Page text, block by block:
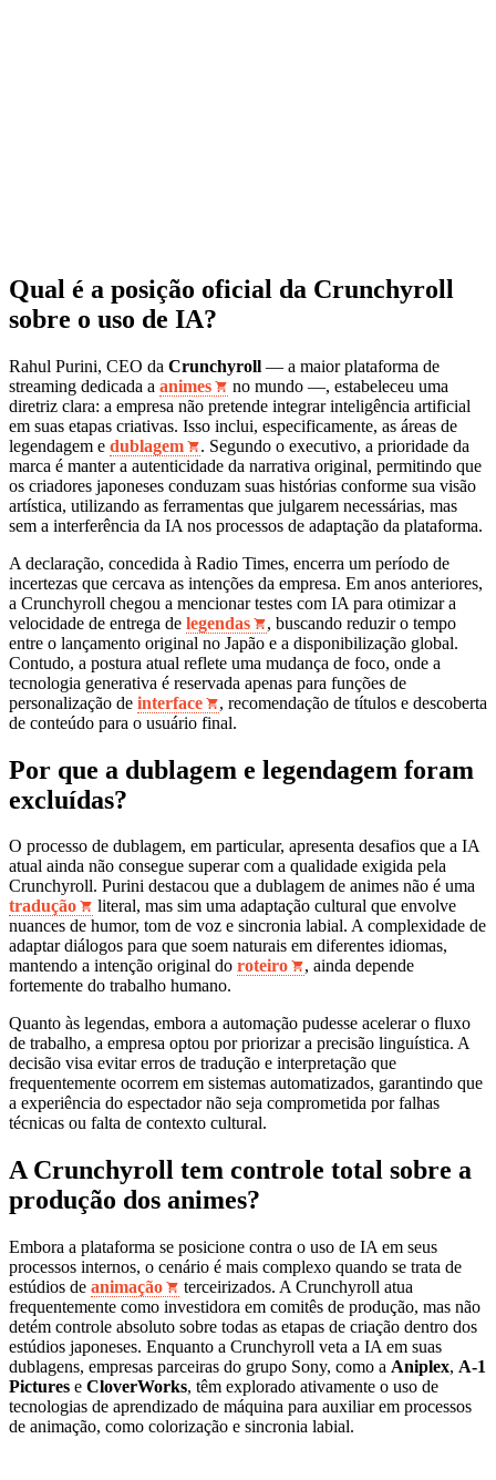
Qual é a posição oficial da Crunchyroll
sobre o uso de IA?
Rahul Purini, CEO da Crunchyroll — a maior plataforma de
streaming dedicada a animes
no mundo —, estabeleceu uma
diretriz clara: a empresa não pretende integrar inteligência artificial
em suas etapas criativas. Isso inclui, especificamente, as áreas de
legendagem e dublagem
. Segundo o executivo, a prioridade da
marca é manter a autenticidade da narrativa original, permitindo que
os criadores japoneses conduzam suas histórias conforme sua visão
artística, utilizando as ferramentas que julgarem necessárias, mas
sem a interferência da IA nos processos de adaptação da plataforma.
A declaração, concedida à Radio Times, encerra um período de
incertezas que cercava as intenções da empresa. Em anos anteriores,
a Crunchyroll chegou a mencionar testes com IA para otimizar a
velocidade de entrega de legendas
, buscando reduzir o tempo
entre o lançamento original no Japão e a disponibilização global.
Contudo, a postura atual reflete uma mudança de foco, onde a
tecnologia generativa é reservada apenas para funções de
personalização de interface
, recomendação de títulos e descoberta
de conteúdo para o usuário final.
Por que a dublagem e legendagem foram
excluídas?
O processo de dublagem, em particular, apresenta desafios que a IA
atual ainda não consegue superar com a qualidade exigida pela
Crunchyroll. Purini destacou que a dublagem de animes não é uma
tradução
literal, mas sim uma adaptação cultural que envolve
nuances de humor, tom de voz e sincronia labial. A complexidade de
adaptar diálogos para que soem naturais em diferentes idiomas,
mantendo a intenção original do roteiro
, ainda depende
fortemente do trabalho humano.
Quanto às legendas, embora a automação pudesse acelerar o fluxo
de trabalho, a empresa optou por priorizar a precisão linguística. A
decisão visa evitar erros de tradução e interpretação que
frequentemente ocorrem em sistemas automatizados, garantindo que
a experiência do espectador não seja comprometida por falhas
técnicas ou falta de contexto cultural.
A Crunchyroll tem controle total sobre a
produção dos animes?
Embora a plataforma se posicione contra o uso de IA em seus
processos internos, o cenário é mais complexo quando se trata de
estúdios de animação
terceirizados. A Crunchyroll atua
frequentemente como investidora em comitês de produção, mas não
detém controle absoluto sobre todas as etapas de criação dentro dos
estúdios japoneses. Enquanto a Crunchyroll veta a IA em suas
dublagens, empresas parceiras do grupo Sony, como a Aniplex, A-1
Pictures e CloverWorks, têm explorado ativamente o uso de
tecnologias de aprendizado de máquina para auxiliar em processos
de animação, como colorização e sincronia labial.